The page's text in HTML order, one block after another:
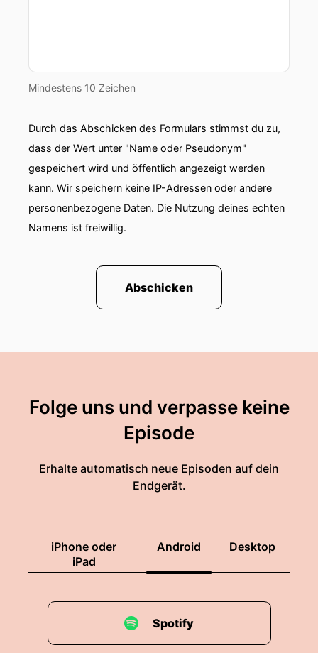
Mindestens 10 Zeichen
Durch das Abschicken des Formulars stimmst du zu,
dass der Wert unter "Name oder Pseudonym"
gespeichert wird und öffentlich angezeigt werden
kann. Wir speichern keine IP-Adressen oder andere
personenbezogene Daten. Die Nutzung deines echten
Namens ist freiwillig.
Abschicken
Folge uns und verpasse keine
Episode
Erhalte automatisch neue Episoden auf dein
Endgerät.
iPhone oder
iPad
Android Desktop
Spotify